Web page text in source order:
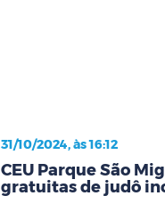
31/10/2024, às 16:12
CEU Parque São
gratuitas de judô